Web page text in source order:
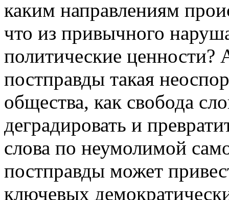
каким направлениям
что из привычного
политические ценности?
постправды такая
общества, как свобода
деградировать и
слова по неумолимой
постправды может
ключевых